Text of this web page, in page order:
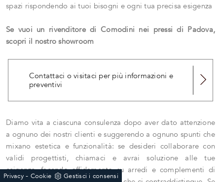
spazi rispondendo ai tuoi bisogni e ogni tua precisa esigenza
Se vuoi un rivenditore di Comodini nei pressi di Padova,
scopri il nostro showroom
Contattaci o visitaci per più informazioni e
preventivi
Diamo vita a ciascuna consulenza dopo aver dato attenzione
a ognuno dei nostri clienti e suggerendo a ognuno spunti che
mixano estetica e funzionalità: se desideri collaborare con
validi progettisti, chiamaci e avrai soluzione alle tue
esigenze, facendo affidamento su arredi e complementi di
Privacy- Cookie Gestisci i consensi